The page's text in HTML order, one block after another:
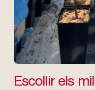
Escollir els